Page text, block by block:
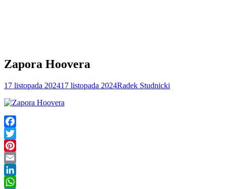
Zapora Hoovera
17 listopada 202417 listopada 2024Radek Studnicki
Facebook
Twitter
Pinterest
Email
LinkedIn